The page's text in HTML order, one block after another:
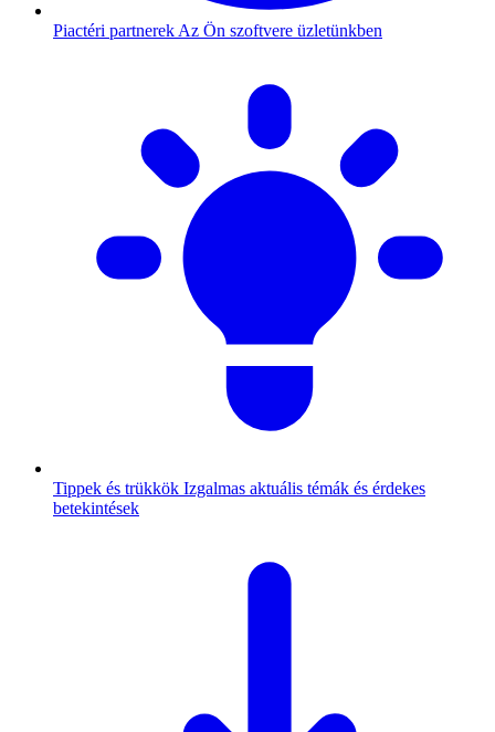
Piactéri partnerek Az Ön szoftvere üzletünkben
Tippek és trükkök Izgalmas aktuális témák és érdekes
betekintések